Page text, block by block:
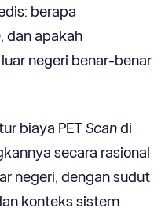
berapa
, dan apakah
negeri benar-benar
biaya PETScandi
secara rasional
negeri, dengan sudut
konteks sistem